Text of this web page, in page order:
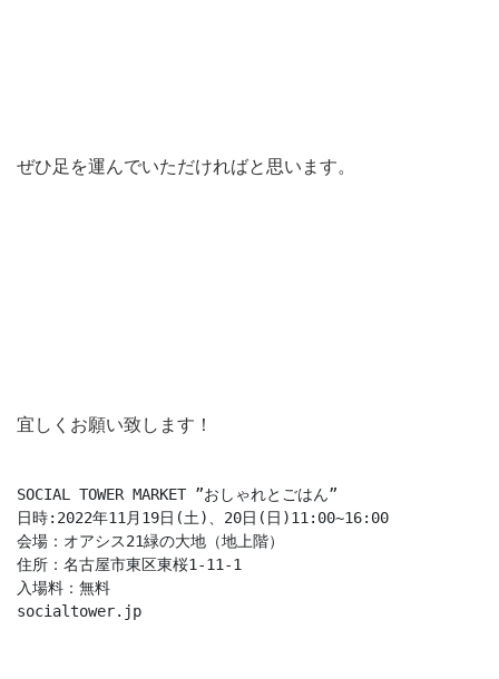
ぜひ足を運んでいただければと思います。
宜しくお願い致します！
SOCIAL TOWER MARKET ”おしゃれとごはん”
日時:2022年11月19日(土)、20日(日)11:00~16:00
会場：オアシス21緑の大地（地上階）
住所：名古屋市東区東桜1-11-1
入場料：無料
socialtower.jp